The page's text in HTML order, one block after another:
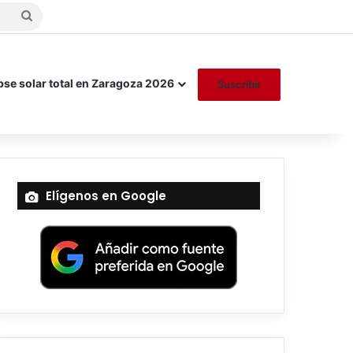
Buscar
solar total en Zaragoza 2026 Suscribir
Elígenos en Google